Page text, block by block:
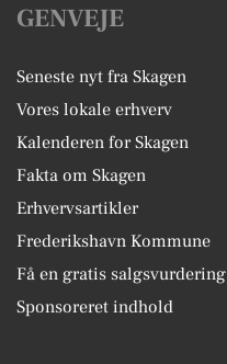
GENVEJE
Seneste nyt fra Skagen
Vores lokale erhverv
Kalenderen for Skagen
Fakta om Skagen
Erhvervsartikler
Frederikshavn Kommune
Få en gratis salgsvurdering
Sponsoreret indhold